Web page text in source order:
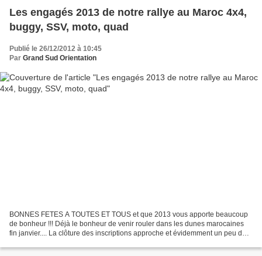
Les engagés 2013 de notre rallye au Maroc 4x4,
buggy, SSV, moto, quad
Publié le 26/12/2012 à 10:45
Par Grand Sud Orientation
BONNES FETES A TOUTES ET TOUS et que 2013 vous apporte beaucoup
de bonheur !!! Déjà le bonheur de venir rouler dans les dunes marocaines
fin janvier.... La clôture des inscriptions approche et évidemment un peu de